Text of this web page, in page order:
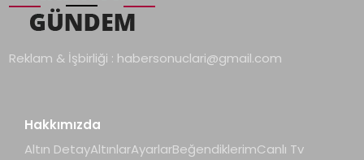
Reklam & İşbirliği : habersonuclari@gmail.com
Hakkımızda
Altın DetayAltınlarAyarlarBeğendiklerimCanlı Tv